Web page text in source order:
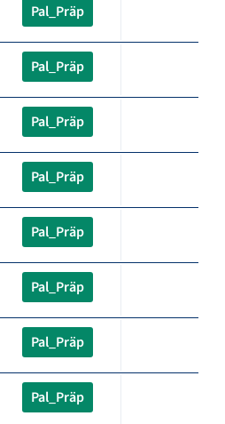
Pal_Präp
Pal_Präp
Pal_Präp
Pal_Präp
Pal_Präp
Pal_Präp
Pal_Präp
Pal_Präp